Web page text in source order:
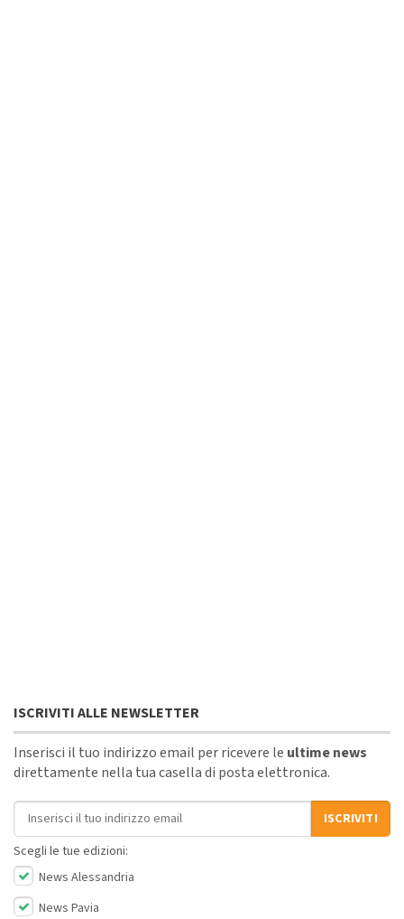
ISCRIVITI ALLE NEWSLETTER
Inserisci il tuo indirizzo email per ricevere le ultime news
direttamente nella tua casella di posta elettronica.
Indirizzo email
ISCRIVITI
Scegli le tue edizioni:
News Alessandria
News Pavia